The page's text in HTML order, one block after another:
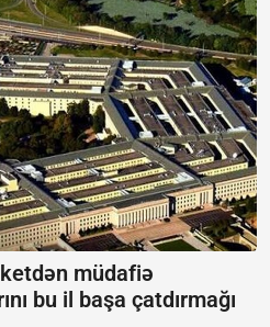
müdafiə
bu il başa çatdırmağı